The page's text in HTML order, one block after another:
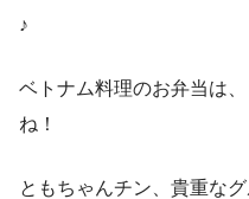
♪
ベトナム料理のお弁当は
ね！
ともちゃんチン、貴重な